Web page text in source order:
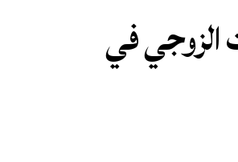
الزوجي في